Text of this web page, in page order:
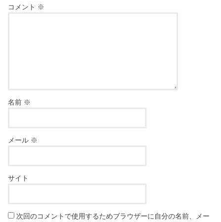
コメント ※
名前 ※
メール ※
サイト
次回のコメントで使用するためブラウザーに自分の名前、メー